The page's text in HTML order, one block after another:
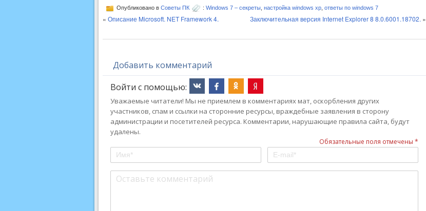
Опубликовано в Советы ПК : Windows 7 – секреты, настройка windows xp, ответы по windows 7
« Описание Microsoft. NET Framework 4. Заключительная версия Internet Explorer 8 8.0.6001.18702. »
Добавить комментарий
Войти с помощью:
Уважаемые читатели! Мы не приемлем в комментариях мат, оскорбления других
участников, спам и ссылки на сторонние ресурсы, враждебные заявления в сторону
администрации и посетителей ресурса. Комментарии, нарушающие правила сайта, будут
удалены.
Обязательные поля отмечены *